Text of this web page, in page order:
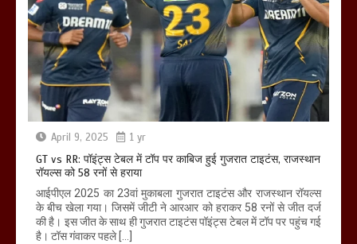
April 9, 2025 1 yr
GT vs RR: पॉइंट्स टेबल में टॉप पर काबिज हुई गुजरात टाइटंस, राजस्थान
रॉयल्स को 58 रनों से हराया
आईपीएल 2025 का 23वां मुकाबला गुजरात टाइटंस और राजस्थान रॉयल्स
के बीच खेला गया। जिसमें जीटी ने आरआर को हराकर 58 रनों से जीत दर्ज
की है। इस जीत के साथ ही गुजरात टाइटंस पॉइंट्स टेबल में टॉप पर पहुंच गई
है। टॉस गंवाकर पहले […]